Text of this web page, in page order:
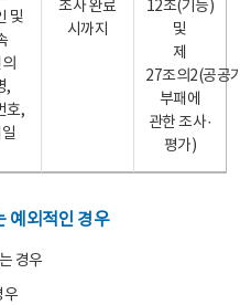
및
,
호,
조사 완료
시까지
12조(기능)
및
제
27조의2(공공
부패에
관한 조사·
평가)
예외적인 경우
경우
우